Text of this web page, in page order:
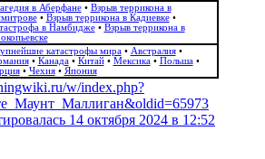
в Аберфане• Взрыв террикона в
• Взрыв террикона в Кадиевке•
в Намбидже• Взрыв террикона в
катастрофы мира• Австралия•
• Канада• Китай• Мексика• Польша•
• Чехия• Япония
w/index.php?
14 октября 2024 в 12:52